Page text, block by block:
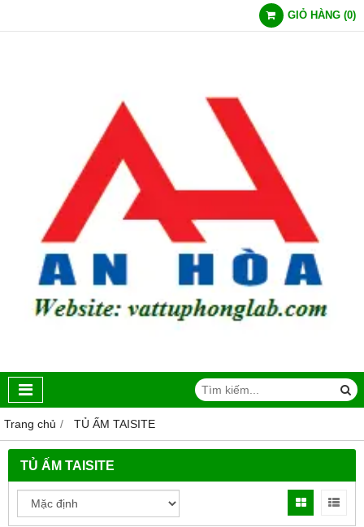
GIỎ HÀNG (0)
Trang chủ TỦ ẤM TAISITE
TỦ ẤM TAISITE